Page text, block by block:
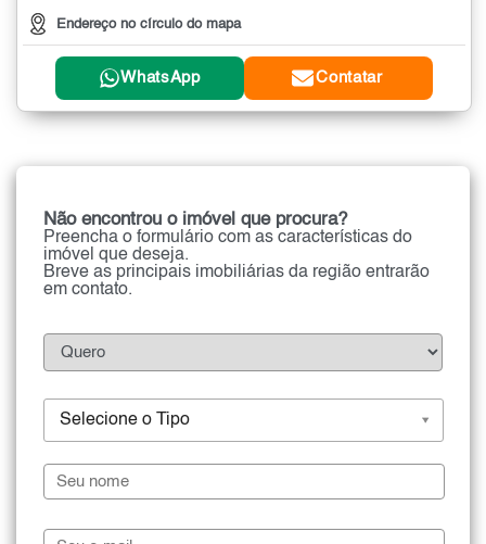
Endereço no círculo do mapa
WhatsApp Contatar
Não encontrou o imóvel que procura?
Preencha o formulário com as características do
imóvel que deseja.
Breve as principais imobiliárias da região entrarão
em contato.
Selecione o Tipo